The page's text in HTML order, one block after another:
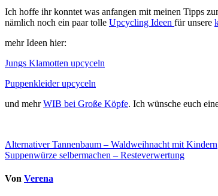
Ich hoffe ihr konntet was anfangen mit meinen Tipps
nämlich noch ein paar tolle Upcycling Ideen für unsere
mehr Ideen hier:
Jungs Klamotten upcyceln
Puppenkleider upcyceln
und mehrWIB bei Große Köpfe. Ich wünsche euch
Beitragsnavigation
Alternativer Tannenbaum – Waldweihnacht mit Kindern
Suppenwürze selbermachen – Resteverwertung
Von Verena